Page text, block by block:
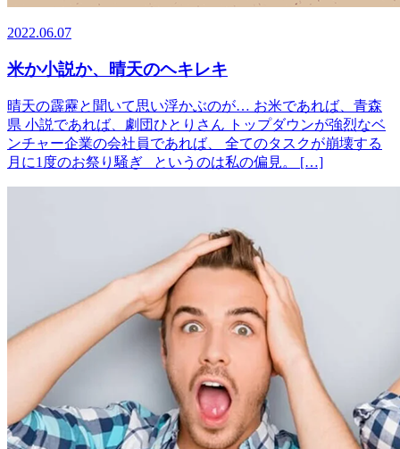
2022.06.07
米か小説か、晴天のヘキレキ
晴天の霹靂と聞いて思い浮かぶのが… お米であれば、青森
県 小説であれば、劇団ひとりさん トップダウンが強烈なベ
ンチャー企業の会社員であれば、 全てのタスクが崩壊する
月に1度のお祭り騒ぎ というのは私の偏見。 […]